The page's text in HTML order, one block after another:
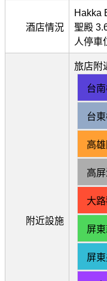
酒店情況
Hakka
聖殿
人停車
附近設施
旅店附
台
台
高
高
大
屏
屏